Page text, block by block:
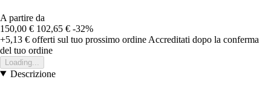
A partire da
150,00 € 102,65 € -32%
+5,13 € offerti sul tuo prossimo ordine Accreditati dopo la conferma
del tuo ordine
Loading...
Descrizione